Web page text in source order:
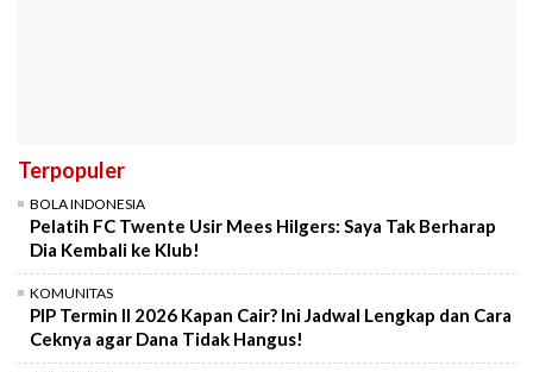
Terpopuler
BOLA INDONESIA
Pelatih FC Twente Usir Mees Hilgers: Saya Tak Berharap
Dia Kembali ke Klub!
KOMUNITAS
PIP Termin II 2026 Kapan Cair? Ini Jadwal Lengkap dan Cara
Ceknya agar Dana Tidak Hangus!